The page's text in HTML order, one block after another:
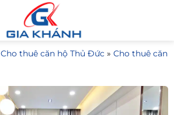
Cho thuê căn hộ Thủ Đức » Cho thuê căn